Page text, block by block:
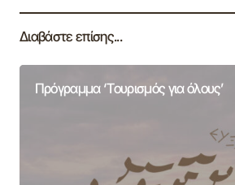
Διαβάστε επίσης...
Πρόγραμμα ‘Τουρισμός για όλους’